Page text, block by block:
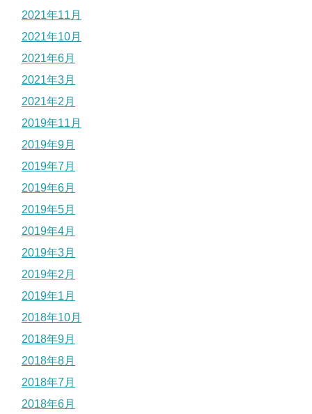
2021年11月
2021年10月
2021年6月
2021年3月
2021年2月
2019年11月
2019年9月
2019年7月
2019年6月
2019年5月
2019年4月
2019年3月
2019年2月
2019年1月
2018年10月
2018年9月
2018年8月
2018年7月
2018年6月